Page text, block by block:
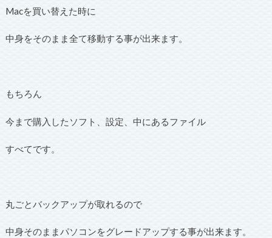
Macを買い替えた時に
中身をそのまま全て移動する事が出来ます。
もちろん
今まで購入したソフト、設定、中にあるファイル
すべてです。
丸ごとバックアップが取れるので
中身そのままパソコンをグレードアップする事が出来ます。